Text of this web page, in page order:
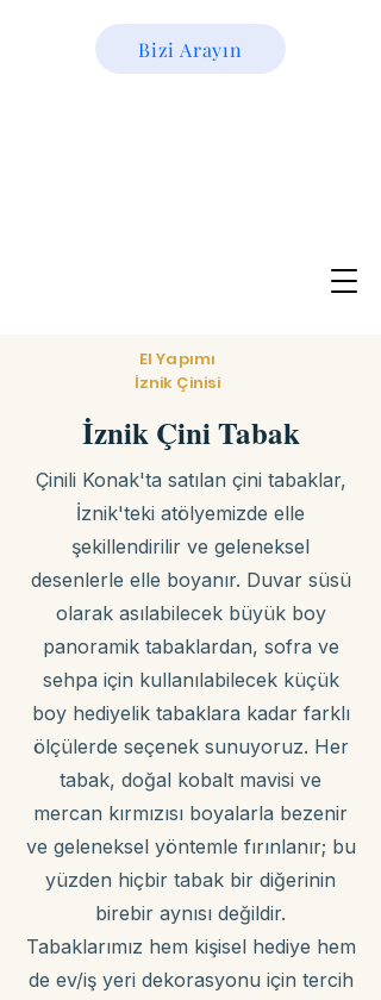
Bizi Arayın
El Yapımı
İznik Çinisi
İznik Çini Tabak
Çinili Konak'ta satılan çini tabaklar,
İznik'teki atölyemizde elle
şekillendirilir ve geleneksel
desenlerle elle boyanır. Duvar süsü
olarak asılabilecek büyük boy
panoramik tabaklardan, sofra ve
sehpa için kullanılabilecek küçük
boy hediyelik tabaklara kadar farklı
ölçülerde seçenek sunuyoruz. Her
tabak, doğal kobalt mavisi ve
mercan kırmızısı boyalarla bezenir
ve geleneksel yöntemle fırınlanır; bu
yüzden hiçbir tabak bir diğerinin
birebir aynısı değildir.
Tabaklarımız hem kişisel hediye hem
de ev/iş yeri dekorasyonu için tercih